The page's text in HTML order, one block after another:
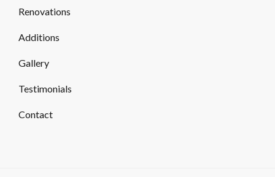
Renovations
Additions
Gallery
Testimonials
Contact